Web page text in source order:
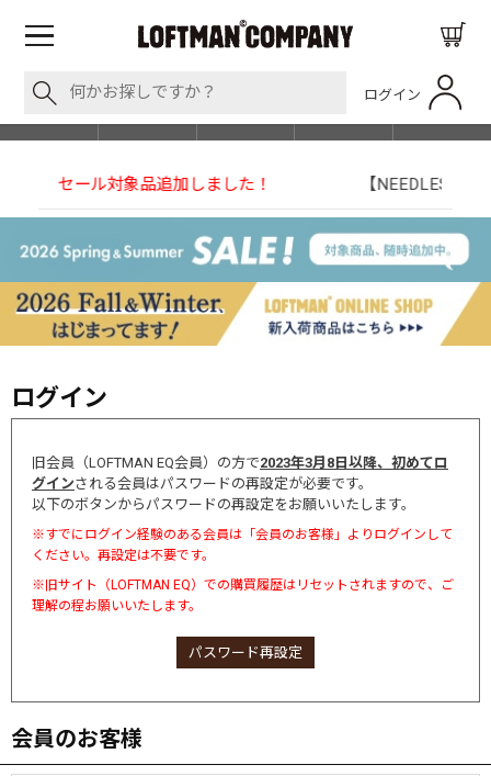
ログイン
SHOP LIST
【NEEDLESの別注】50周年 H.D. Track Pant
ログイン
旧会員（LOFTMAN EQ会員）の方で2023年3月8日以降、初めてロ
グインされる会員はパスワードの再設定が必要です。
以下のボタンからパスワードの再設定をお願いいたします。
※すでにログイン経験のある会員は「会員のお客様」よりログインして
ください。再設定は不要です。
※旧サイト（LOFTMAN EQ）での購買履歴はリセットされますので、ご
理解の程お願いいたします。
パスワード再設定
会員のお客様